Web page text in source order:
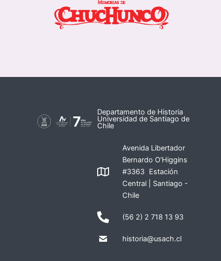
Departamento de Historia
Universidad de Santiago de
Chile
Avenida Libertador
Bernardo O'Higgins
#3363 Estación
Central | Santiago -
Chile
(56 2) 2 718 13 93
historia@usach.cl